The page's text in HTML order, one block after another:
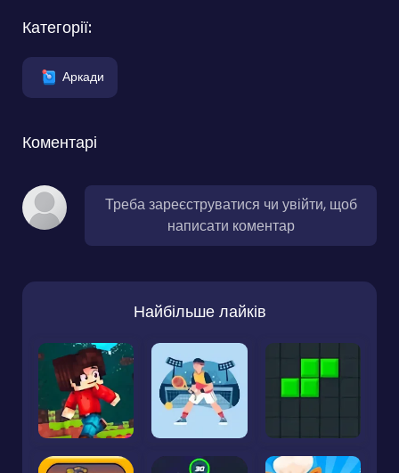
Категорії:
Аркади
Коментарі
Треба зареєструватися чи увійти, щоб
написати коментар
Найбільше лайків